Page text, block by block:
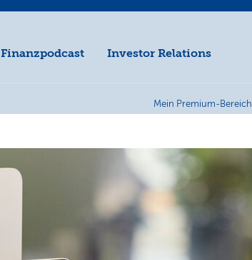
Finanzpodcast Investor Relations
Mein Premium-Bereich